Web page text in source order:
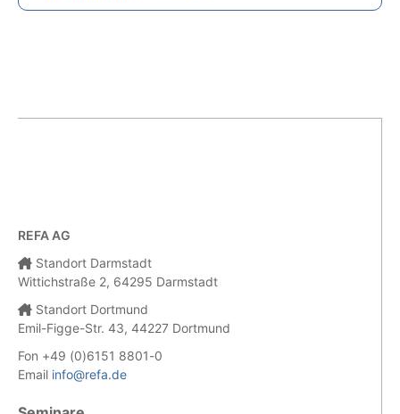
REFA AG
Standort Darmstadt
Wittichstraße 2, 64295 Darmstadt
Standort Dortmund
Emil-Figge-Str. 43, 44227 Dortmund
Fon +49 (0)6151 8801-0
Email info@refa.de